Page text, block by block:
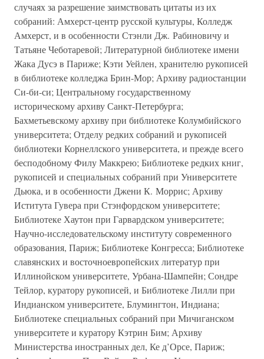
случаях за разрешение заимствовать цитаты из их
собраний: Амхерст-центр русской культуры, Колледж
Амхерст, и в особенности Стэнли Дж. Рабиновичу и
Татьяне Чеботаревой; Литературной библиотеке имени
Жака Дусэ в Париже; Кэти Уейлен, хранителю рукописей
в библиотеке колледжа Брин-Мор; Архиву радиостанции
Си-би-си; Центральному государственному
историческому архиву Санкт-Петербурга;
Бахметьевскому архиву при библиотеке Колумбийского
университета; Отделу редких собраний и рукописей
библиотеки Корнеллского университета, и прежде всего
бесподобному Филу Маккрею; Библиотеке редких книг,
рукописей и специальных собраний при Университете
Дьюка, и в особенности Джени К. Моррис; Архиву
Иститута Гувера при Стэнфордском университете;
Библиотеке Хаутон при Гарвардском университете;
Научно-исследовательскому институту современного
образования, Париж; Библиотеке Конгресса; Библиотеке
славянских и восточноевропейских литератур при
Иллинойском университете, Урбана-Шампейн; Сондре
Тейлор, куратору рукописей, и Библиотеке Лилли при
Индианском университете, Блумингтон, Индиана;
Библиотеке специальных собраний при Мичиганском
университете и куратору Кэтрин Бим; Архиву
Министерства иностранных дел, Ке д’Орсе, Париж;